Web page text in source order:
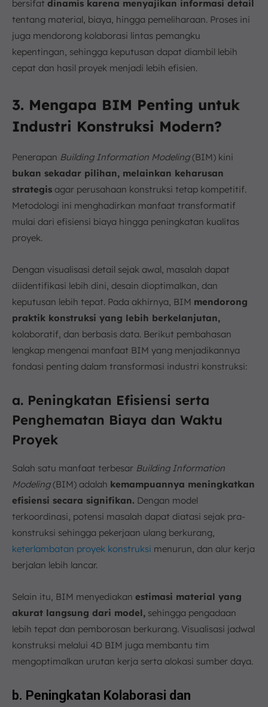
bersifat dinamis karena menyajikan informasi detail
tentang material, biaya, hingga pemeliharaan. Proses ini
juga mendorong kolaborasi lintas pemangku
kepentingan, sehingga keputusan dapat diambil lebih
cepat dan hasil proyek menjadi lebih efisien.
3. Mengapa BIM Penting untuk
Industri Konstruksi Modern?
Penerapan Building Information Modeling(BIM) kini
bukan sekadar pilihan, melainkan keharusan
strategis agar perusahaan konstruksi tetap kompetitif.
Metodologi ini menghadirkan manfaat transformatif
mulai dari efisiensi biaya hingga peningkatan kualitas
proyek.
Dengan visualisasi detail sejak awal, masalah dapat
diidentifikasi lebih dini, desain dioptimalkan, dan
keputusan lebih tepat. Pada akhirnya, BIM mendorong
praktik konstruksi yang lebih berkelanjutan,
kolaboratif, dan berbasis data. Berikut pembahasan
lengkap mengenai manfaat BIM yang menjadikannya
fondasi penting dalam transformasi industri konstruksi:
a. Peningkatan Efisiensi serta
Penghematan Biaya dan Waktu
Proyek
Salah satu manfaat terbesar Building Information
Modeling(BIM) adalah kemampuannya meningkatkan
efisiensi secara signifikan. Dengan model
terkoordinasi, potensi masalah dapat diatasi sejak pra-
konstruksi sehingga pekerjaan ulang berkurang,
keterlambatan proyek konstruksi menurun, dan alur kerja
berjalan lebih lancar.
Selain itu, BIM menyediakan estimasi material yang
akurat langsung dari model, sehingga pengadaan
lebih tepat dan pemborosan berkurang. Visualisasi jadwal
konstruksi melalui 4D BIM juga membantu tim
mengoptimalkan urutan kerja serta alokasi sumber daya.
b. Peningkatan Kolaborasi dan